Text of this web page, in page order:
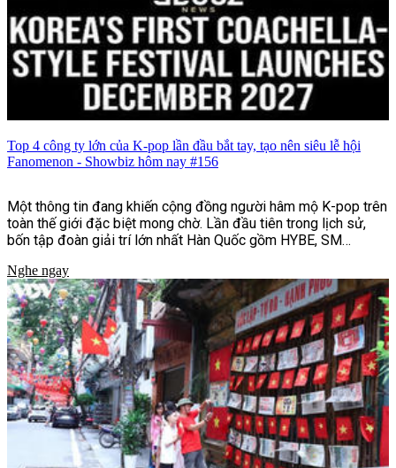
Top 4 công ty lớn của K-pop lần đầu bắt tay, tạo nên siêu lễ hội
Fanomenon - Showbiz hôm nay #156
Một thông tin đang khiến cộng đồng người hâm mộ K-pop trên
toàn thế giới đặc biệt mong chờ. Lần đầu tiên trong lịch sử,
bốn tập đoàn giải trí lớn nhất Hàn Quốc gồm HYBE, SM
cùng bắt tay tổ chức lễ hội âm nhạc và văn hóa quy mô quốc tế
mang tên Fanomenon.
Nghe ngay